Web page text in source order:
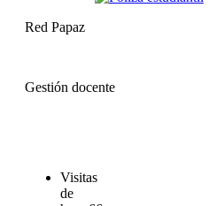
Red Papaz
Gestión docente
Visitas
de